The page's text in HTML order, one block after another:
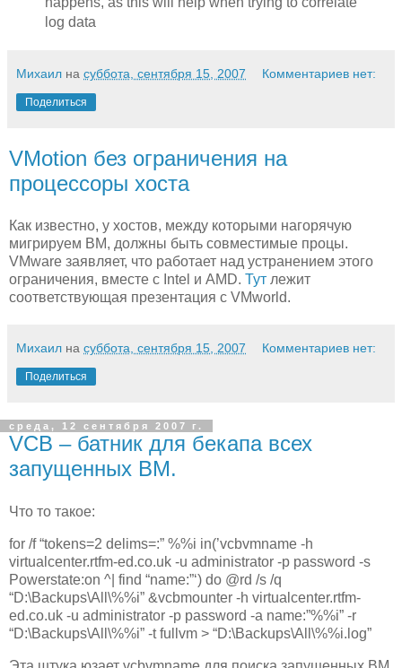
log data
Михаил на суббота, сентября 15, 2007 Комментариев нет:
Поделиться
VMotion без ограничения на
процессоры хоста
Как известно, у хостов, между которыми нагорячую
мигрируем ВМ, должны быть совместимые процы.
VMware заявляет, что работает над устранением этого
ограничения, вместе с Intel и AMD. Тут лежит
соответствующая презентация с VMworld.
Михаил на суббота, сентября 15, 2007 Комментариев нет:
Поделиться
среда, 12 сентября 2007 г.
VCB – батник для бекапа всех
запущенных ВМ.
Что то такое:
for /f “tokens=2 delims=:” %%i in(’vcbvmname -h
virtualcenter.rtfm-ed.co.uk -u administrator -p password -s
Powerstate:on ^| find “name:”‘) do @rd /s /q
“D:\Backups\All\%%i” &vcbmounter -h virtualcenter.rtfm-
ed.co.uk -u administrator -p password -a name:”%%i” -r
“D:\Backups\All\%%i” -t fullvm > “D:\Backups\All\%%i.log”